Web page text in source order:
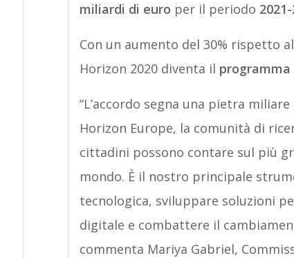
miliardi di euro per il periodo
Con un aumento del 30% rispetto
Horizon 2020 diventa il
“L’accordo segna una pietra
Horizon Europe, la comunità di
cittadini possono contare sul più
mondo. È il nostro principale
tecnologica, sviluppare soluzioni
digitale e combattere il
commenta Mariya Gabriel,